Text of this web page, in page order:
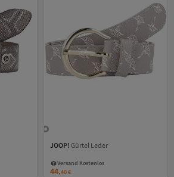
JOOP! Gürtel Leder
Versand Kostenlos
Versand Kostenlos
44,40€